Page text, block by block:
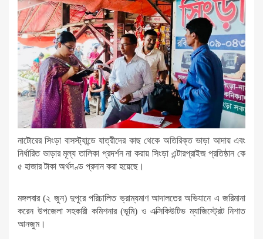
নাটোরের সিংড়া বাসস্ট্যান্ডে যাত্রীদের কাছ থেকে অতিরিক্ত ভাড়া আদায় এবং
নির্ধারিত ভাড়ার মূল্য তালিকা প্রদর্শন না করায় সিংড়া এন্টারপ্রাইজ প্রতিষ্ঠান কে
৫ হাজার টাকা অর্থদণ্ড প্রদান করা হয়েছে।
মঙ্গলবার (২ জুন) দুপুরে পরিচালিত ভ্রাম্যমাণ আদালতের অভিযানে এ জরিমানা
করেন উপজেলা সহকারী কমিশনার (ভূমি) ও এক্সিকিউটিভ ম্যাজিস্ট্রেট নিশাত
আনজুম।